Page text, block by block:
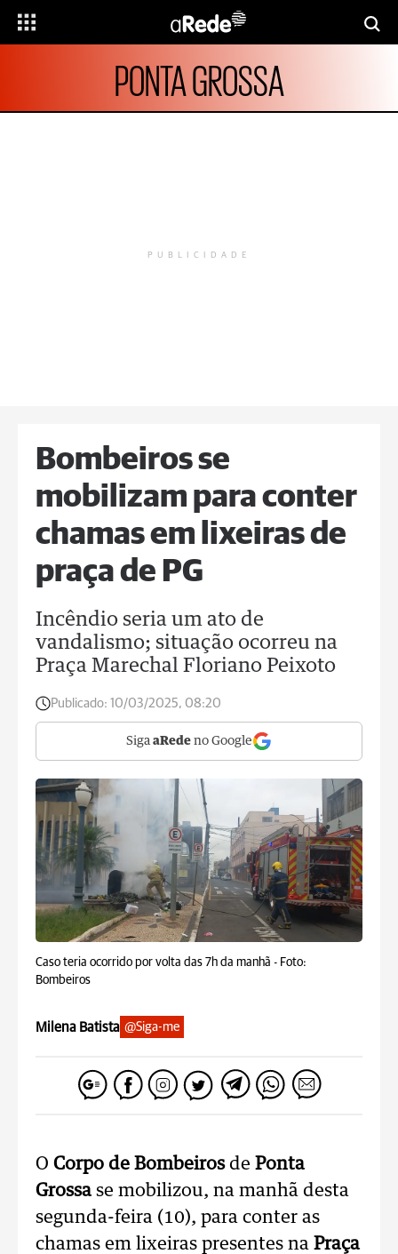
PONTA GROSSA
PUBLICIDADE
Bombeiros se
mobilizam para conter
chamas em lixeiras de
praça de PG
Incêndio seria um ato de
vandalismo; situação ocorreu na
Praça Marechal Floriano Peixoto
Publicado: 10/03/2025, 08:20
Siga aRede no Google
Caso teria ocorrido por volta das 7h da manhã - Foto:
Bombeiros
Milena Batista @Siga-me
O Corpo de Bombeirosde Ponta
Grossase mobilizou, na manhã desta
segunda-feira (10), para conter as
chamas em lixeiras presentes na Praça